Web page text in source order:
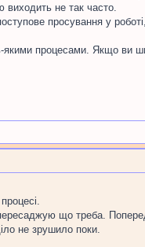
виходить не так часто.
просування у
якими процесами. Якщо
що треба.
не зрушило поки.